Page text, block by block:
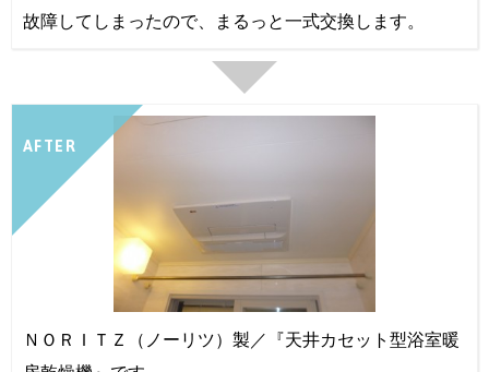
故障してしまったので、まるっと一式交換します。
AFTER
ＮＯＲＩＴＺ（ノーリツ）製／『天井カセット型浴室暖